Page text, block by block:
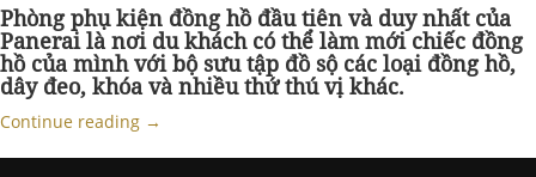
Phòng phụ kiện đồng hồ đầu tiên và duy nhất của
Panerai là nơi du khách có thể làm mới chiếc đồng
hồ của mình với bộ sưu tập đồ sộ các loại đồng hồ,
dây đeo, khóa và nhiều thứ thú vị khác.
Continue reading →